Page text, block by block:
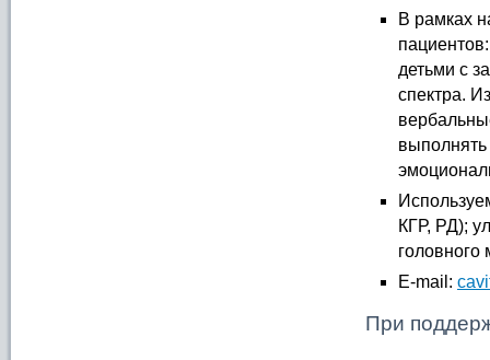
В рамках
детьми с
спектра.
выполнять
КГР, РД);
головного
E-mail:
При